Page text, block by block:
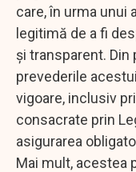
care, în urma unui
legitimă de a fi
şi transparent. Din
prevederile
vigoare, inclusiv
consacrate prin
asigurarea
Mai mult, acestea